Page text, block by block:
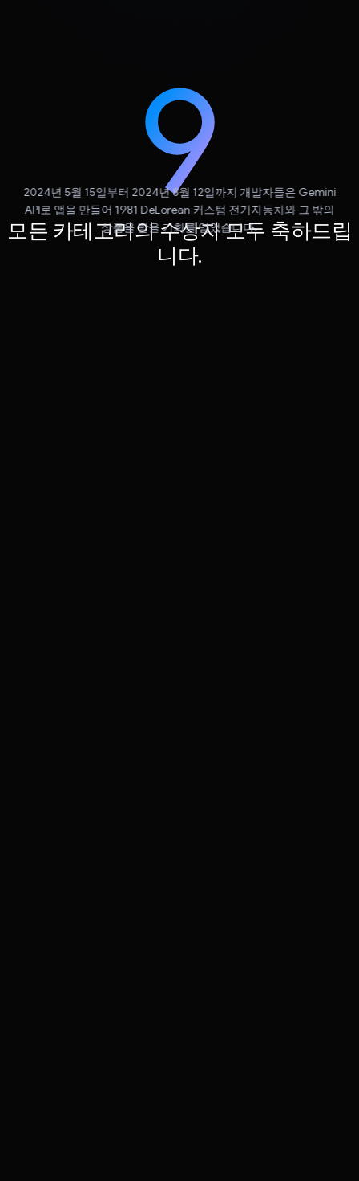
모든 카테고리의 수상자 모두 축하드립
니다.
2024년 5월 15일부터 2024년 8월 12일까지 개발자들은 Gemini
API로 앱을 만들어 1981 DeLorean 커스텀 전기자동차와 그 밖의
상품을 받을 기회를 얻었습니다.